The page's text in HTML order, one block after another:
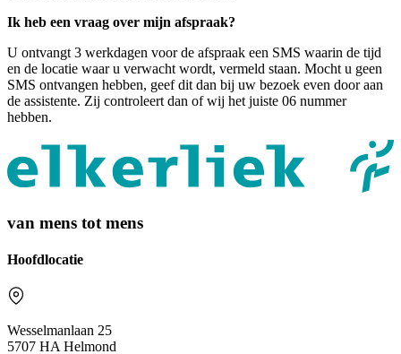
Ik heb een vraag over mijn afspraak?
U ontvangt 3 werkdagen voor de afspraak een SMS waarin de tijd
en de locatie waar u verwacht wordt, vermeld staan. Mocht u geen
SMS ontvangen hebben, geef dit dan bij uw bezoek even door aan
de assistente. Zij controleert dan of wij het juiste 06 nummer
hebben.
van mens tot mens
Hoofdlocatie
Wesselmanlaan 25
5707 HA Helmond